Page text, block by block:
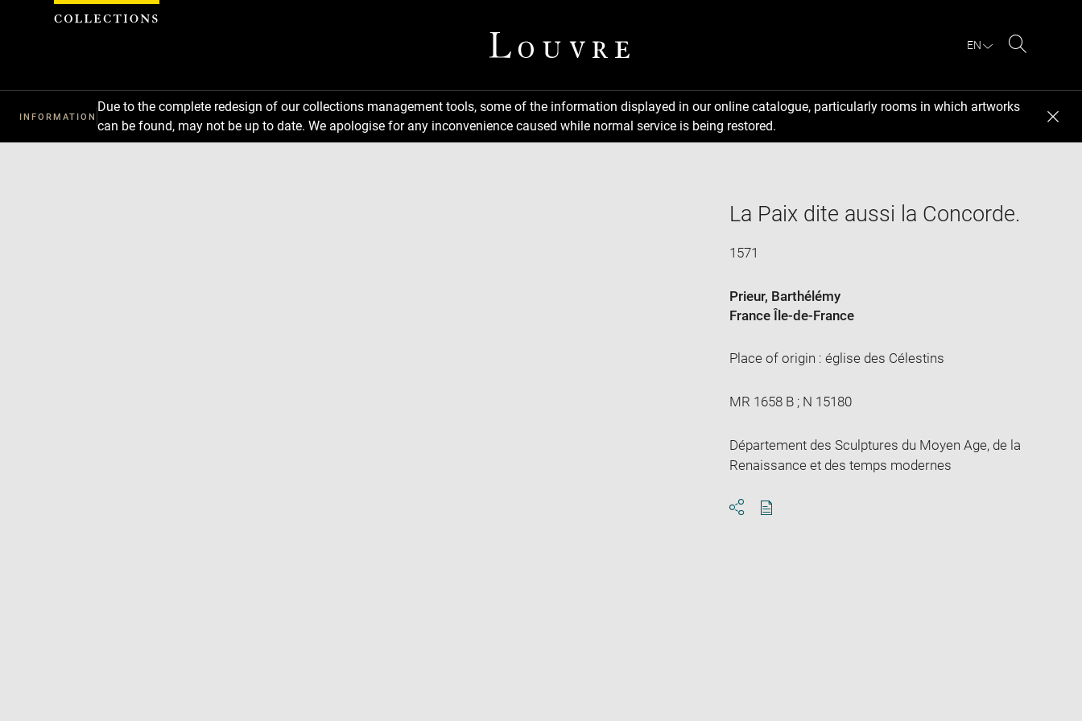
EN
INFORMATION
Due to the complete redesign of our collections management tools, some of the information displayed in our online catalogue, particularly rooms in which artworks
can be found, may not be up to date. We apologise for any inconvenience caused while normal service is being restored.
La Paix dite aussi la Concorde.
1571
Prieur, Barthélémy
France Île-de-France
Place of origin : église des Célestins
MR 1658 B ; N 15180
Département des Sculptures du Moyen Age, de la
Renaissance et des temps modernes
Cookies management panel